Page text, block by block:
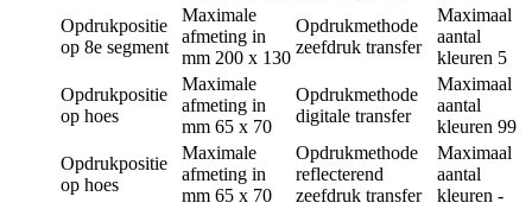
Opdrukpositie
op 8e segment
Maximale
afmeting in
mm 200 x 130
Opdrukmethode
zeefdruk transfer
Maximaal
aantal
kleuren 5
Opdrukpositie
op hoes
Maximale
afmeting in
mm 65 x 70
Opdrukmethode
digitale transfer
Maximaal
aantal
kleuren 99
Opdrukpositie
op hoes
Maximale
afmeting in
mm 65 x 70
Opdrukmethode
reflecterend
zeefdruk transfer
Maximaal
aantal
kleuren -